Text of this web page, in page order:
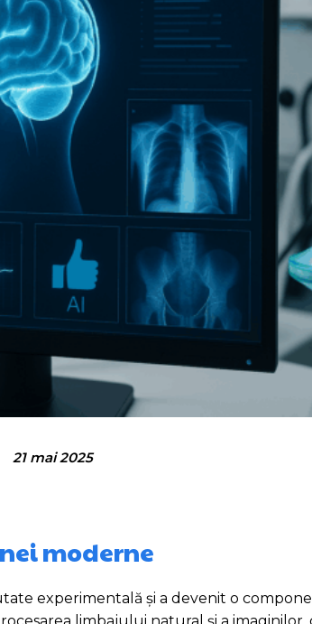
21 mai 2025
moderne
experimentală și a devenit o